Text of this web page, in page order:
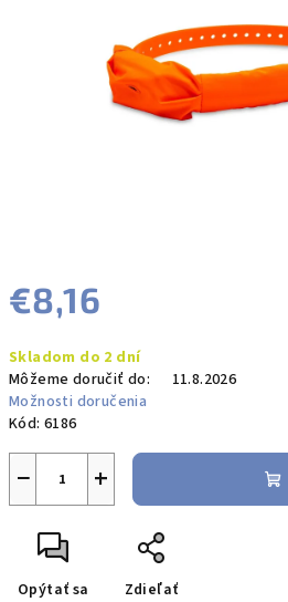
€8,16
cena:
Skladom do 2 dní
Môžeme doručiť do:
11.8.2026
Možnosti doručenia
Kód: 6186
+
−
Opýtať sa Zdieľať